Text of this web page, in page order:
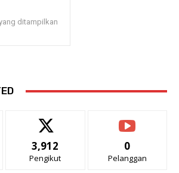
ditampilkan
3,912
Pengikut
0
Pelanggan